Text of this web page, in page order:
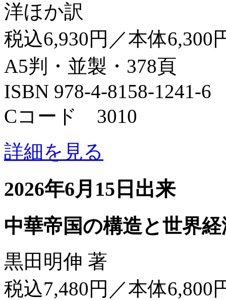
洋ほか訳
税込6,930円／本体6,300
A5判・並製・378頁
ISBN 978-4-8158-1241-6
Cコード 3010
詳細を見る
2026年6月15日出来
中華帝国の構造と世界
黒田明伸 著
税込7,480円／本体6,800